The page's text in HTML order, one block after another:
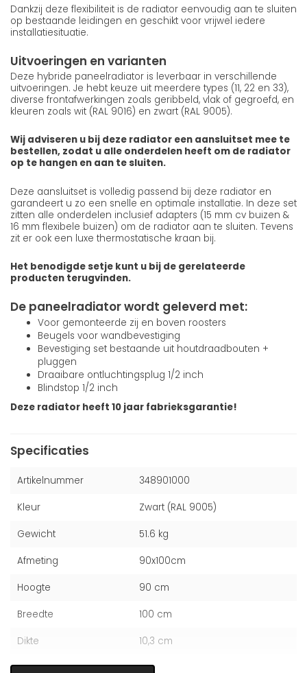
Dankzij deze flexibiliteit is de radiator eenvoudig aan te sluiten
op bestaande leidingen en geschikt voor vrijwel iedere
installatiesituatie.
Uitvoeringen en varianten
Deze hybride paneelradiator is leverbaar in verschillende
uitvoeringen. Je hebt keuze uit meerdere types (11, 22 en 33),
diverse frontafwerkingen zoals geribbeld, vlak of gegroefd, en
kleuren zoals wit (RAL 9016) en zwart (RAL 9005).
Wij adviseren u bij deze radiator een aansluitset mee te
bestellen, zodat u alle onderdelen heeft om de radiator
op te hangen en aan te sluiten.
Deze aansluitset is volledig passend bij deze radiator en
garandeert u zo een snelle en optimale installatie. In deze set
zitten alle onderdelen inclusief adapters (15 mm cv buizen &
16 mm flexibele buizen) om de radiator aan te sluiten. Tevens
zit er ook een luxe thermostatische kraan bij.
Het benodigde setje kunt u bij de gerelateerde
producten terugvinden.
De paneelradiator wordt geleverd met:
Voor gemonteerde zij en boven roosters
Beugels voor wandbevestiging
Bevestiging set bestaande uit houtdraadbouten +
pluggen
Draaibare ontluchtingsplug 1/2 inch
Blindstop 1/2 inch
Deze radiator heeft 10 jaar fabrieksgarantie!
Specificaties
Artikelnummer 348901000
Kleur Zwart (RAL 9005)
Gewicht 51.6 kg
Afmeting 90x100cm
Hoogte 90 cm
Breedte 100 cm
Dikte 10,3 cm